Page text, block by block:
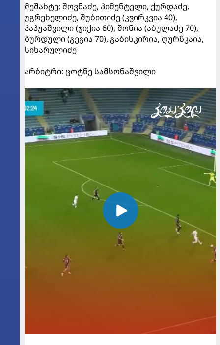
მეშახტე: შოვნაძე, პიმენტელი, ქურდაძე,
უგრეხელიძე, შუბითიძე (კვირკვია 40),
პაპუაშვილი (ჯიქია 60), შონია (აბულაძე 70),
ბურდული (გეგია 70), გაბისკირია, ღურწკაია,
სიხარულიძე
არბიტრი: ცოტნე სამსონაშვილი